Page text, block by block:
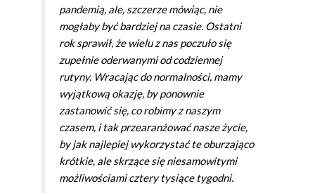
pandemią, ale, szczerze mówiąc, nie
mogłaby być bardziej na czasie. Ostatni
rok sprawił, że wielu z nas poczuło się
zupełnie oderwanymi od codziennej
rutyny. Wracając do normalności, mamy
wyjątkową okazję, by ponownie
zastanowić się, co robimy z naszym
czasem, i tak przearanżować nasze życie,
by jak najlepiej wykorzystać te oburzająco
krótkie, ale skrzące się niesamowitymi
możliwościami cztery tysiące tygodni.